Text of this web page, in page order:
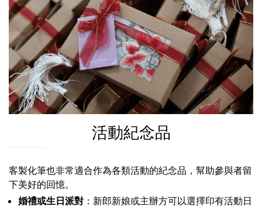
活動紀念品
客製化筆也非常適合作為各類活動的紀念品，幫助參與者留
下美好的回憶。
婚禮或生日派對 ：新郎新娘或主辦方可以選擇印有活動日